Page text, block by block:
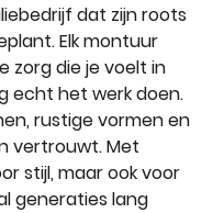
dat zijn roots
Elk montuur
zorg die je voelt in
echt het werk doen.
, rustige vormenen
vertrouwt. Met
stijl, maar ook voor
generaties lang